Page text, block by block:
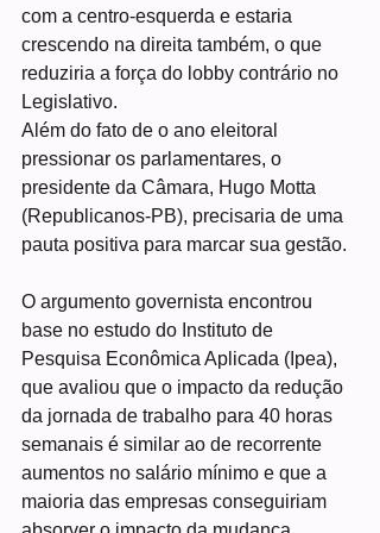
com a centro-esquerda e estaria
crescendo na direita também, o que
reduziria a força do lobby contrário no
Legislativo.
Além do fato de o ano eleitoral
pressionar os parlamentares, o
presidente da Câmara, Hugo Motta
(Republicanos-PB), precisaria de uma
pauta positiva para marcar sua gestão.
O argumento governista encontrou
base no estudo do Instituto de
Pesquisa Econômica Aplicada (Ipea),
que avaliou que o impacto da redução
da jornada de trabalho para 40 horas
semanais é similar ao de recorrente
aumentos no salário mínimo e que a
maioria das empresas conseguiriam